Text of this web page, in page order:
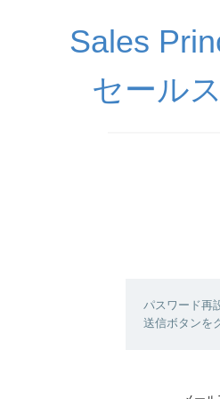
Sales
セール
パスワード再
送信ボタンを